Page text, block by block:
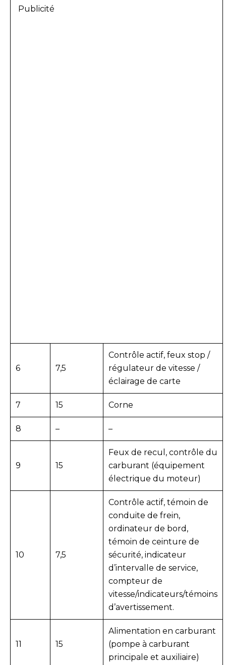
Publicité
6 7,5
Contrôle actif, feux stop /
régulateur de vitesse /
éclairage de carte
7 15 Corne
8 – –
9 15
Feux de recul, contrôle du
carburant (équipement
électrique du moteur)
10 7,5
Contrôle actif, témoin de
conduite de frein,
ordinateur de bord,
témoin de ceinture de
sécurité, indicateur
d’intervalle de service,
compteur de
vitesse/indicateurs/témoins
d’avertissement.
11 15
Alimentation en carburant
(pompe à carburant
principale et auxiliaire)